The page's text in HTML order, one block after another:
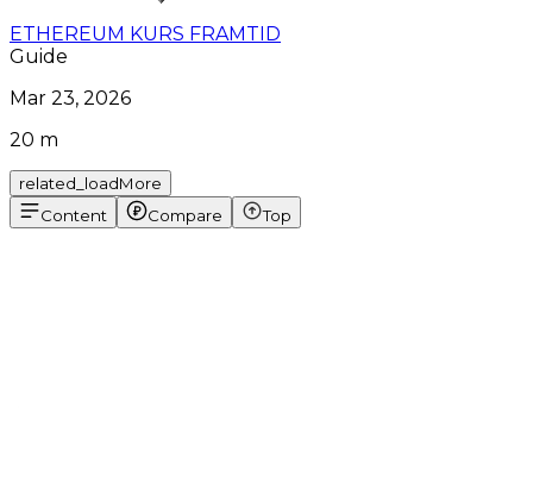
ETHEREUM KURS FRAMTID
Guide
Mar 23, 2026
20 m
related_loadMore
Content
Compare Top